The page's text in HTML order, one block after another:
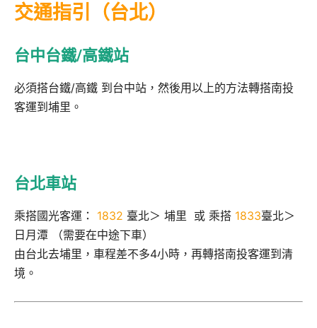
交通指引（台北）
台中台鐵/高鐵站
必須搭台鐵/高鐵 到台中站，然後用以上的方法轉搭南投
客運到埔里。
台北車站
乘搭國光客運： 1832 臺北＞ 埔里 或 乘搭 1833臺北＞
日月潭 （需要在中途下車）
由台北去埔里，車程差不多4小時，再轉搭南投客運到清
境。